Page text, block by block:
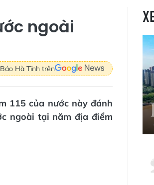
ngoài
Hà Tĩnh trên
115 của nước này đánh
ngoài tại năm địa điểm